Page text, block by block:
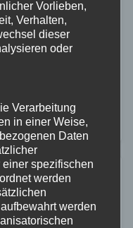
meldeten
einen schweren
Trier. Kurz
kam ein…
Vorlieben,
Verhalten,
dieser
oder
Verarbeitung
in einer Weise,
Daten
einer spezifischen
werden
werden